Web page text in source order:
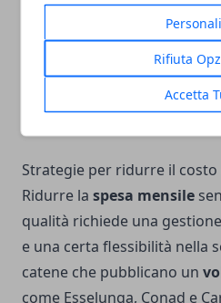
Rifiuta
Accetta
in piazza della
cittadini propongono
locali con una qualità del
alla media della GDO, e
Strategie per ridurre il
Ridurre la spesa mensile
qualità richiede una
e una certa flessibilità nella
catene che pubblicano un
come Esselunga, Conad e